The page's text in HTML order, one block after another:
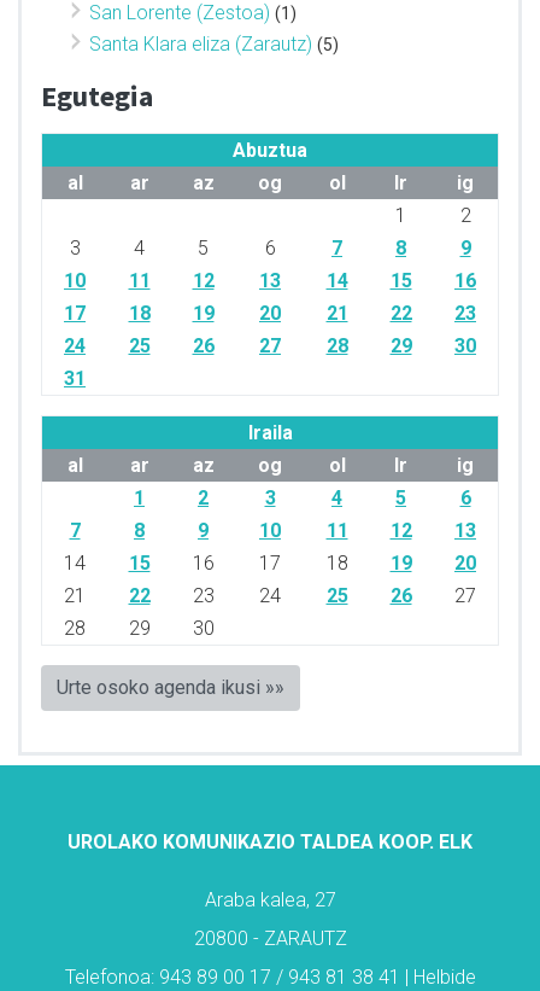
San Lorente (Zestoa) (1)
Santa Klara eliza (Zarautz) (5)
Egutegia
Abuztua
al
ar az og ol lr
ig
1
2
3
4 5 6 7 8
9
10
11 12 13 14 15
16
17
18 19 20 21 22
23
24
25 26 27 28 29
30
31
Iraila
al
ar az og ol lr
ig
1
2 3 4 5
6
7
8 9 10 11 12
13
14
15 16 17 18 19
20
21
22 23 24 25 26
27
28
29 30
Urte osoko agenda ikusi »»
UROLAKO KOMUNIKAZIO TALDEA KOOP. ELK
Araba kalea, 27
20800 - ZARAUTZ
Telefonoa: 943 89 00 17 / 943 81 38 41 | Helbide